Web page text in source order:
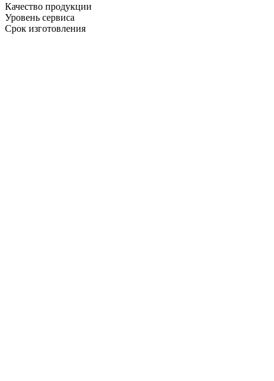
Качество продукции
Уровень сервиса
Срок изготовления